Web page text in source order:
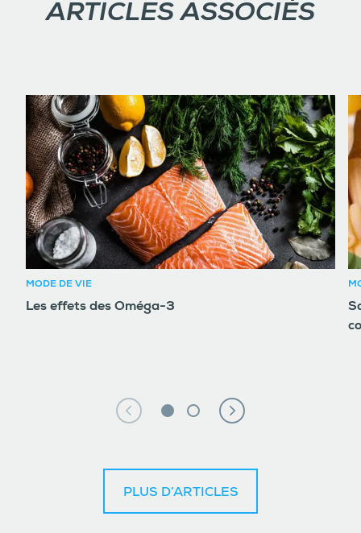
ARTICLES ASSOCIÉS
MODE DE VIE
Les effets des Oméga-3
PLUS D’ARTICLES